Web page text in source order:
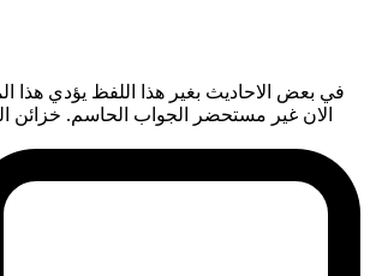
في بعض الاحاديث بغير هذا اللفظ يؤدي هذا
الان غير مستحضر الجواب الحاسم. خزائن